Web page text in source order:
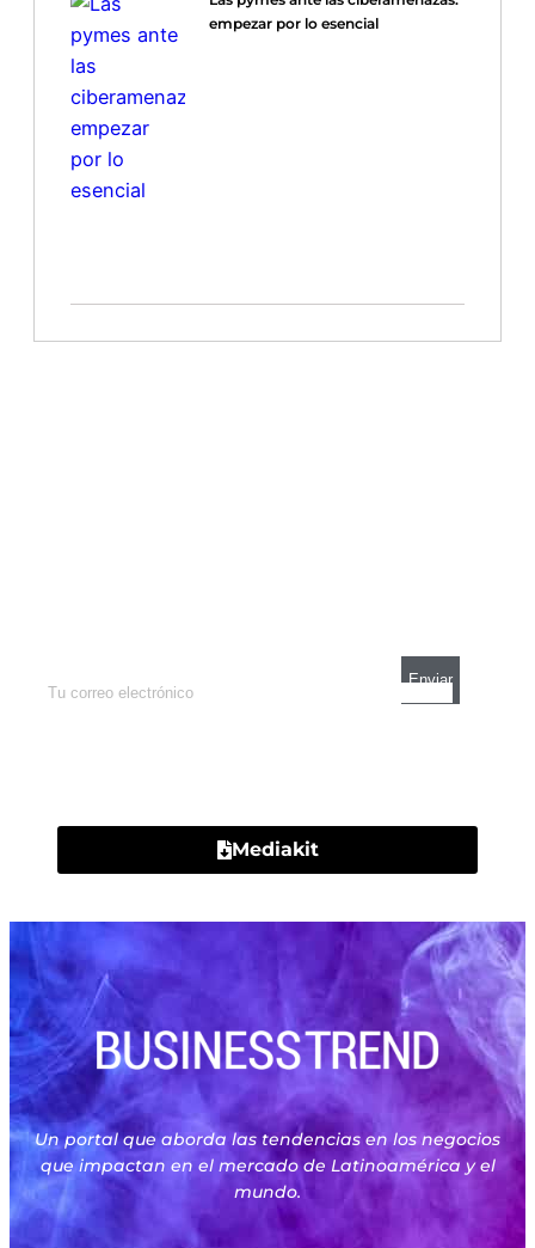
empezar por lo esencial
Mediakit
Un portal que aborda las tendencias en los negocios
que impactan en el mercado de Latinoamérica y el
mundo.